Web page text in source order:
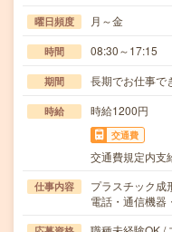
曜日頻度 月～金
時間 08:30～17:15
期間 長期でお仕事で
時給 時給1200円
交通費
交通費規定内支
仕事内容
プラスチック成
電話・通信機